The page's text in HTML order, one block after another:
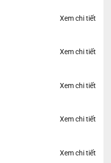
Xem chi tiết
Xem chi tiết
Xem chi tiết
Xem chi tiết
Xem chi tiết